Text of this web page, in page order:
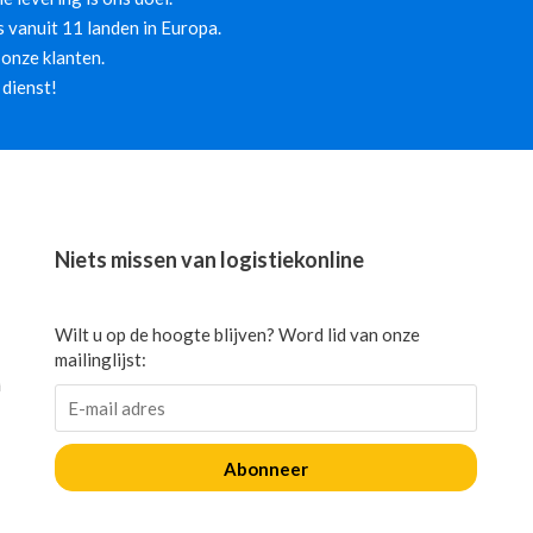
11 landen in Europa.
klanten.
Niets missen van logistiekonline
Wilt u op de hoogte blijven? Word lid van onze
mailinglijst:
Abonneer